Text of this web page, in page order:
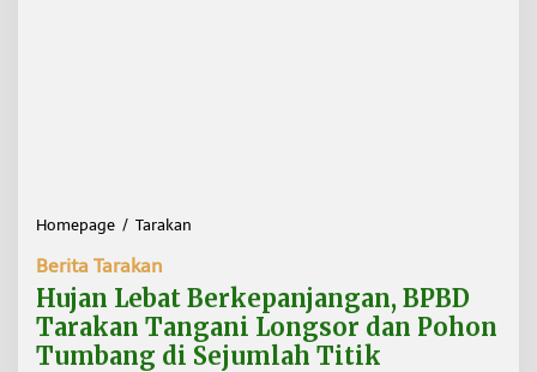
Homepage / Tarakan
a
n
L
e
Berita Tarakan
Hujan Lebat Berkepanjangan, BPBD
Tarakan Tangani Longsor dan Pohon
Tumbang di Sejumlah Titik